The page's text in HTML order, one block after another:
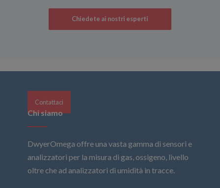
Chiedete ai nostri esperti
Contattaci
Chi siamo
DwyerOmega offre una vasta gamma di sensori e
analizzatori per la misura di gas, ossigeno, livello
oltre che ad analizzatori di umidità in tracce.